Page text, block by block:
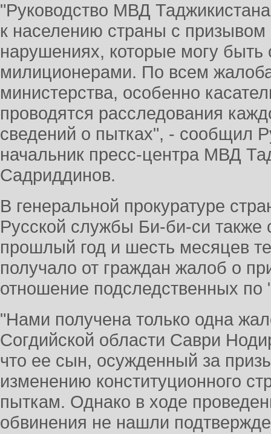
"Руководство МВД
к населению страны с призывом
нарушениях, которые могу
милиционерами. По всем
министерства, особенно
проводятся расследования
сведений о пытках", - сообщил
начальник пресс-центра МВД
Садриддинов.
В генеральной прокуратуре
Русской службы Би-би-си также
прошлый год и шесть месяцев
получало от граждан жалоб о
отношение подследственных
"Нами получена только одна
Согдийской области Саври
что ее сын, осужденный за
изменению конституционного
пыткам. Однако в ходе
обвинения не нашли